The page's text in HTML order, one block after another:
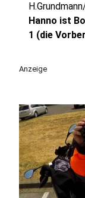
Hanno ist
1 (die
Anzeige